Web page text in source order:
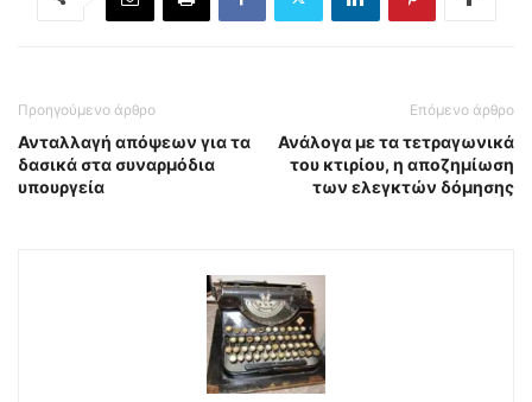
Προηγούμενο άρθρο
Ανταλλαγή απόψεων για τα
δασικά στα συναρμόδια
υπουργεία
Επόμενο άρθρο
Ανάλογα με τα τετραγωνικά
του κτιρίου, η αποζημίωση
των ελεγκτών δόμησης